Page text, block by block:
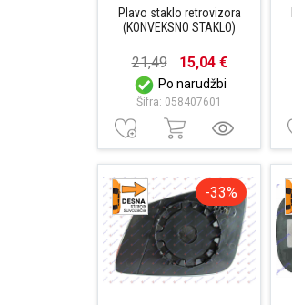
Plavo staklo retrovizora
(KONVEKSNO STAKLO)
21,49 15,04 €
Po narudžbi
Šifra: 058407601
-33%